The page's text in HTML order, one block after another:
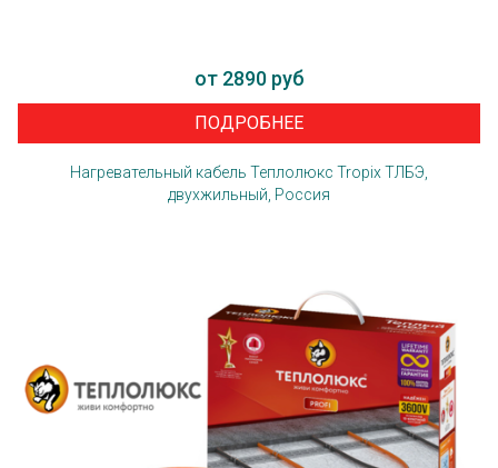
от 2890 руб
ПОДРОБНЕЕ
Нагревательный кабель Теплолюкс Tropix ТЛБЭ,
двухжильный, Россия